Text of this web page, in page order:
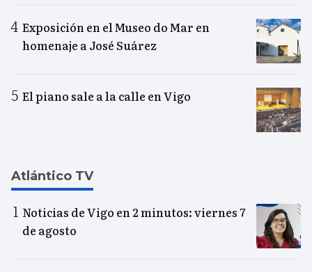
Exposición en el Museo do Mar en
homenaje a José Suárez
El piano sale a la calle en Vigo
Atlántico TV
Noticias de Vigo en 2 minutos: viernes 7
de agosto